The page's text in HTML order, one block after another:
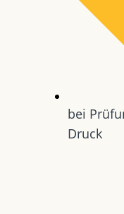
bei
Druck